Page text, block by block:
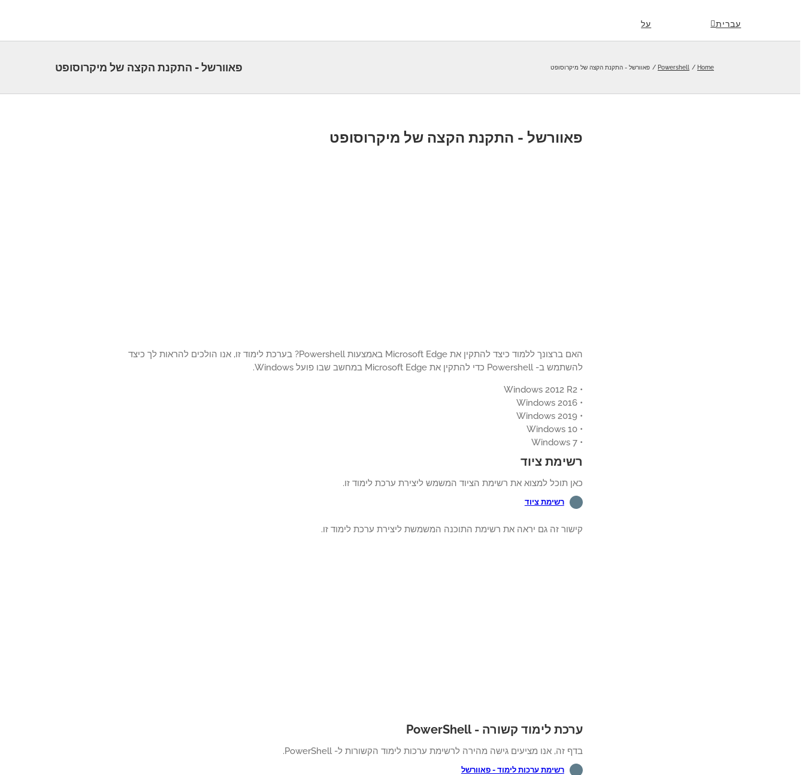
על עברית
פאוורשל - התקנת הקצה של מיקרוסופט Home
Powershell פאוורשל - התקנת הקצה של מיקרוסופט
פאוורשל - התקנת הקצה של מיקרוסופט
האם ברצונך ללמוד כיצד להתקין את Microsoft Edge באמצעות Powershell? בערכת לימוד זו, אנו הולכים להראות לך כיצד
להשתמש ב- Powershell כדי להתקין את Microsoft Edge במחשב שבו פועל Windows.
• Windows 2012 R2
• Windows 2016
• Windows 2019
• Windows 10
• Windows 7
רשימת ציוד
כאן תוכל למצוא את רשימת הציוד המשמש ליצירת ערכת לימוד זו.
רשימת ציוד
קישור זה גם יראה את רשימת התוכנה המשמשת ליצירת ערכת לימוד זו.
ערכת לימוד קשורה - PowerShell
בדף זה, אנו מציעים גישה מהירה לרשימת ערכות לימוד הקשורות ל- PowerShell.
רשימת ערכות לימוד - פאוורשל